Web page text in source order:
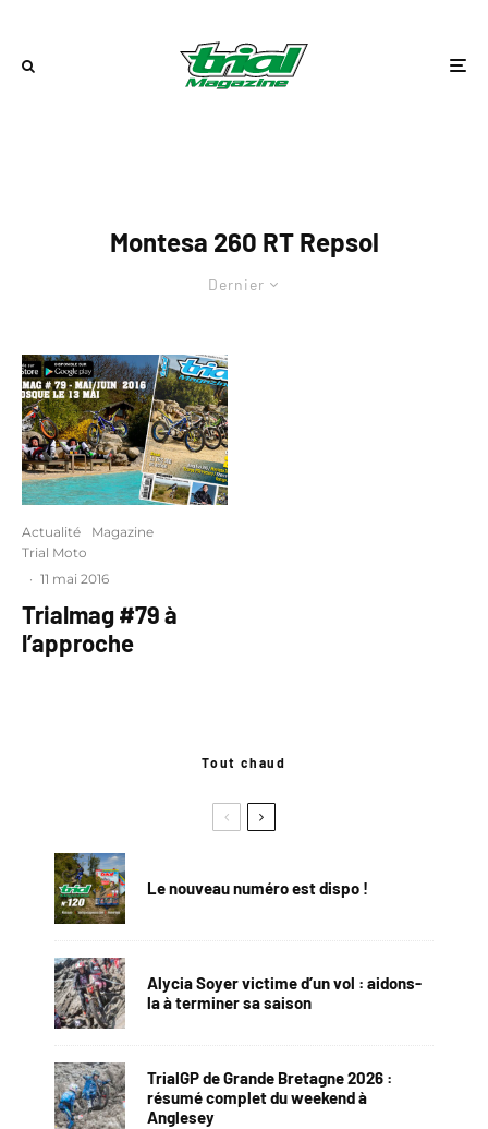
Montesa 260 RT Repsol
Dernier
Actualité
Magazine
Trial Moto
· 11 mai 2016
Trialmag #79 à
l’approche
Tout chaud
Le nouveau numéro est dispo !
Alycia Soyer victime d’un vol : aidons-
la à terminer sa saison
TrialGP de Grande Bretagne 2026 :
résumé complet du weekend à
Anglesey